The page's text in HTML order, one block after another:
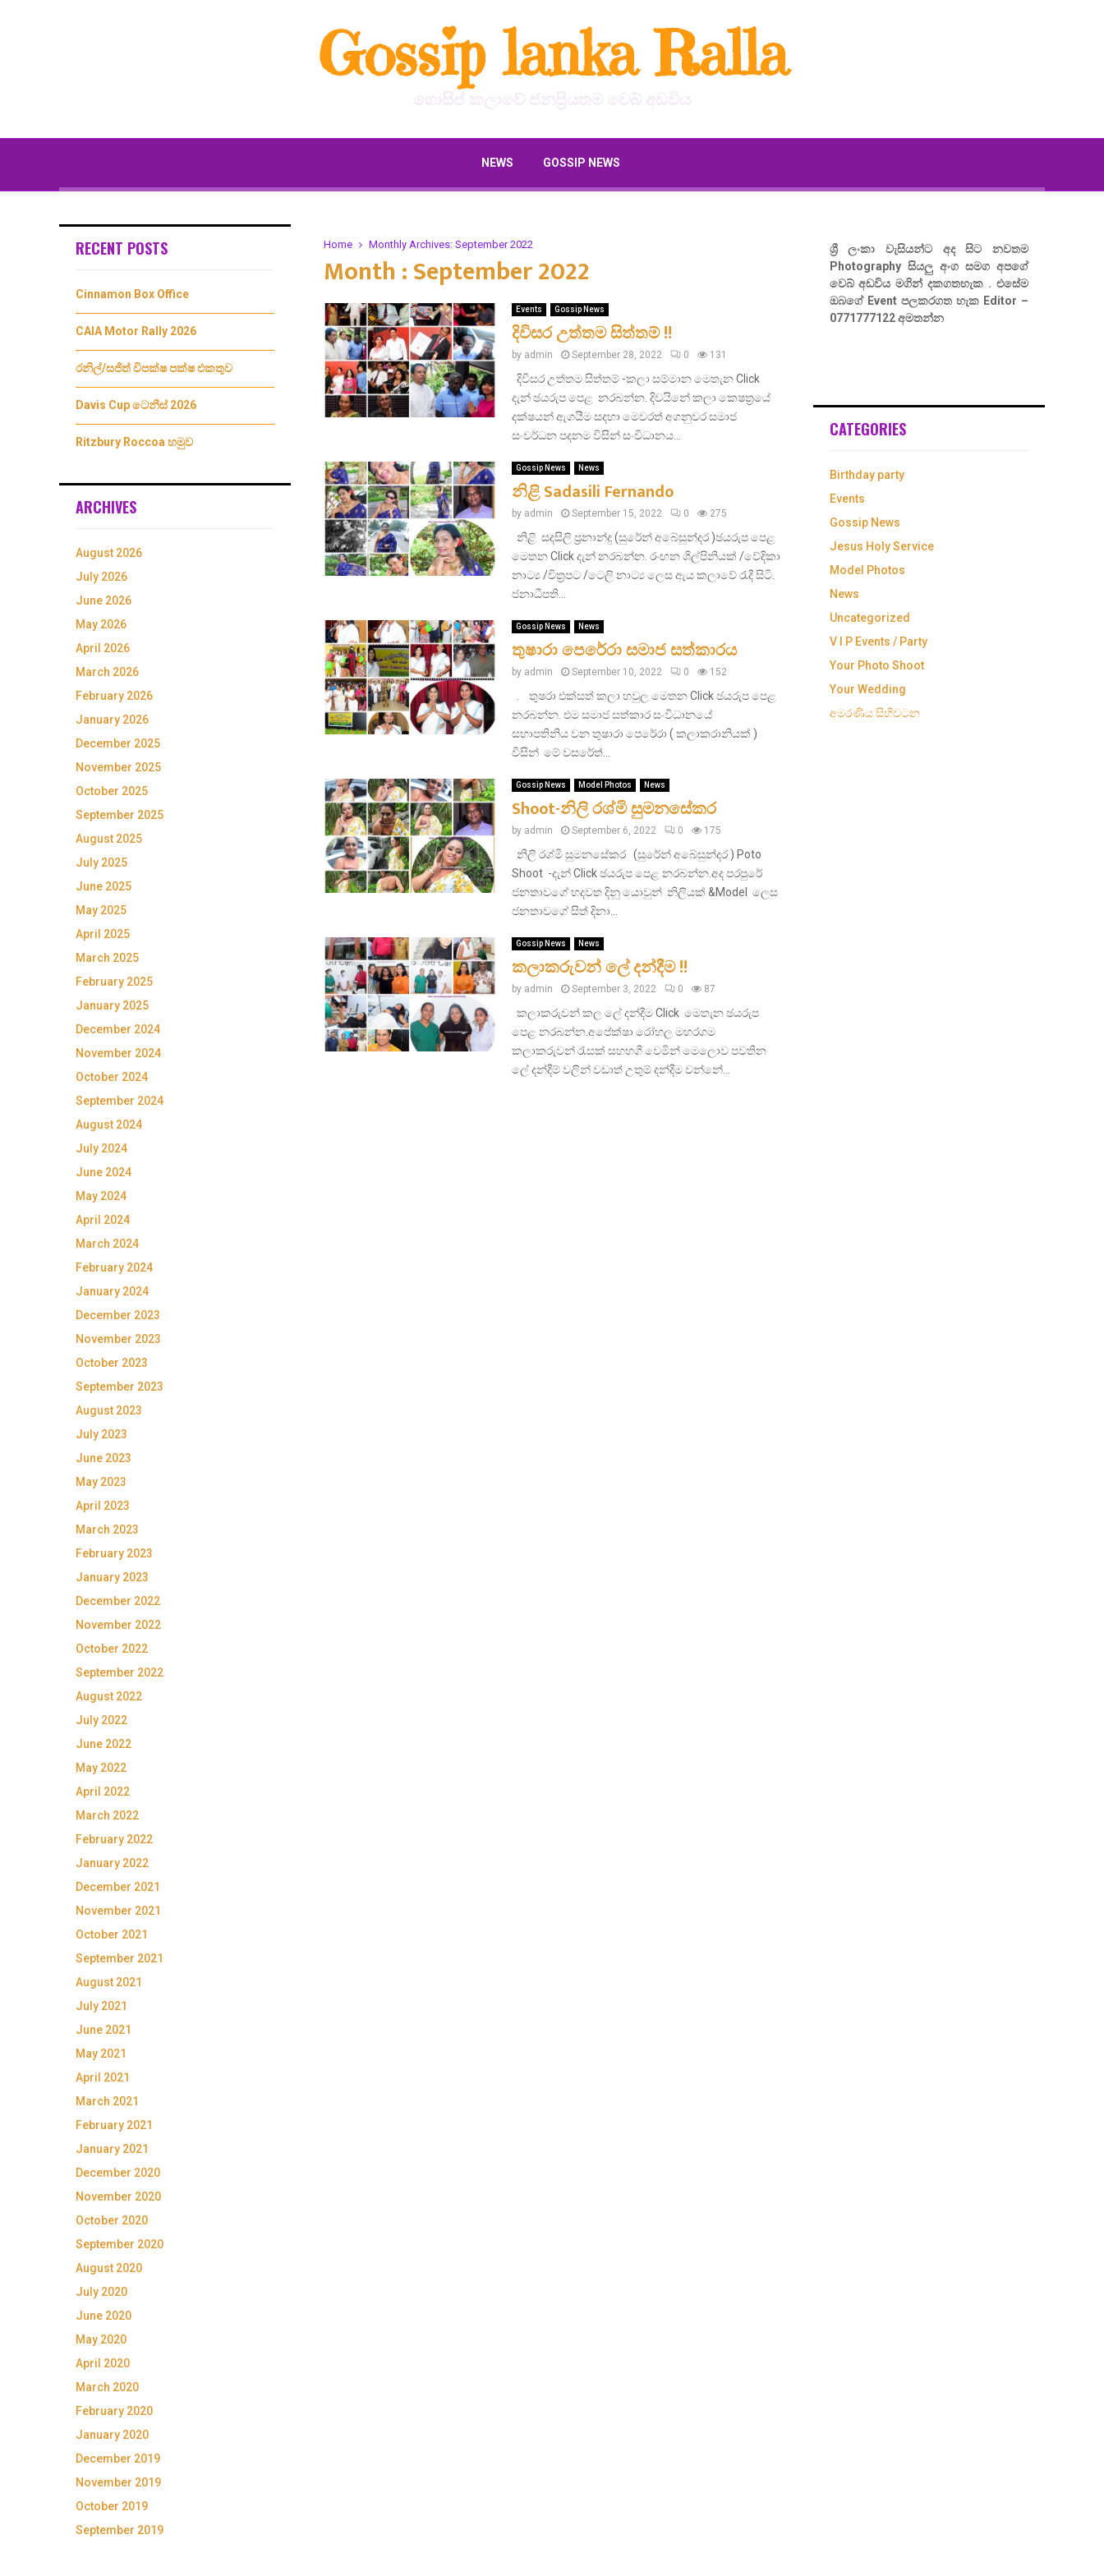
Gossip lanka Ralla
NEWS GOSSIP NEWS
Home Monthly Archives: September 2022
Month : September 2022
Events Gossip News
දිවිසර උත්තම සිත්තම් !!
by admin September 28, 2022 0 131
දිවිසර උත්තම සිත්තම් -කලා සම්මාන මෙතැන Click
දැන් ඡයරුප පෙළ නරබන්න. දිවයිනේ කලා කෙෂත්‍රයේ
දක්ෂයන් ඇගයීම සදහා මෙවරත් අගනුවර සමාජ
සංවර්ධන පදනම විසින් සංවිධානය...
Gossip News News
නිළි Sadasili Fernando
by admin September 15, 2022 0 275
නිළි සදසිලි ප්‍රනාන්දු (සුරේන් අබේසුන්දර )ඡයරුප පෙළ
මෙතන Click දැන් නරබන්න. රංඟන ශිල්පිනියක් /වේදිකා
නාට්‍ය /චිත්‍රපට /ටෙලි නාට්‍ය ලෙස ඇය කලාවේ රැදී සිටි.
ජනාධීපති...
Gossip News News
තුෂාරා පෙරේරා සමාජ සත්කාරය
by admin September 10, 2022 0 152
. තුෂරා එක්සත් කලා හවුල මෙතන Click ඡයරුප පෙළ
නරබන්න. එම සමාජ සත්කාර සංවිධානයේ
සභාපතිනිය වන තුෂාරා පෙරේරා ( කලාකරානියක් )
විසින් මේ වසරේත්...
Gossip News Model Photos News
Shoot-නිලි රශ්මි සුමනසේකර
by admin September 6, 2022 0 175
නිලි රශ්මි සුමනසේකර (සුරේන් අබේසුන්දර ) Poto
Shoot -දැන් Click ඡයරුප පෙළ නරබන්න.අද පරපුරේ
ජනතාවගේ හදවත දිනු යොවුන් නිලියක් &Model ලෙස
ජනතාවගේ සිත් දිනා...
Gossip News News
කලාකරුවන් ලේ දන්දීම !!
by admin September 3, 2022 0 87
කලාකරුවන් කල ලේ දන්දීම Click මෙතැන ඡයරුප
පෙළ නරබන්න.අපේක්ෂා රෝහල මහරගම
කලාකරුවන් රැසක් සහභගී වෙමින් මෙලොව පවතින
ලේ දන්දීම් වලින් වඩාත් උතුම් දන්දීම වන්නේ...
RECENT POSTS
Cinnamon Box Office
CAIA Motor Rally 2026
රනිල්/සජිත් විපක්ෂ පක්ෂ එකතුව
Davis Cup ටෙනීස් 2026
Ritzbury Roccoa හමුව
ARCHIVES
August 2026
July 2026
June 2026
May 2026
April 2026
March 2026
February 2026
January 2026
December 2025
November 2025
October 2025
September 2025
August 2025
July 2025
June 2025
May 2025
April 2025
March 2025
February 2025
January 2025
December 2024
November 2024
October 2024
September 2024
August 2024
July 2024
June 2024
May 2024
April 2024
March 2024
February 2024
January 2024
December 2023
November 2023
October 2023
September 2023
August 2023
July 2023
June 2023
May 2023
April 2023
March 2023
February 2023
January 2023
December 2022
November 2022
October 2022
September 2022
August 2022
July 2022
June 2022
May 2022
April 2022
March 2022
February 2022
January 2022
December 2021
November 2021
October 2021
September 2021
August 2021
July 2021
June 2021
May 2021
April 2021
March 2021
February 2021
January 2021
December 2020
November 2020
October 2020
September 2020
August 2020
July 2020
June 2020
May 2020
April 2020
March 2020
February 2020
January 2020
December 2019
November 2019
October 2019
September 2019
ශ්‍රී ලංකා වැසියන්ට අද සිට නවතම
Photography සියලු අංග සමග අපගේ
වෙබ් අඩවිය මගින් දකගතහැක . එසේම
ඔබගේ Event පලකරගත හැක Editor –
0771777122 අමතන්න
CATEGORIES
Birthday party
Events
Gossip News
Jesus Holy Service
Model Photos
News
Uncategorized
V I P Events / Party
Your Photo Shoot
Your Wedding
අමරණිය සිහිවටන